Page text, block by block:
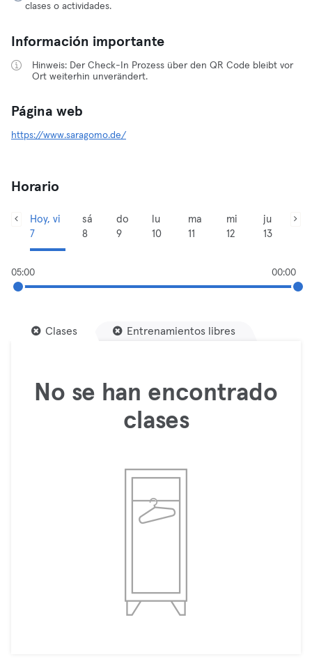
clases o actividades.
Información importante
Hinweis: Der Check-In Prozess über den QR Code bleibt vor
Ort weiterhin unverändert.
Página web
https://www.saragomo.de/
Horario
Hoy, vi
7
sá
8
do
9
lu
10
ma
11
mi
12
ju
13
05:00 00:00
Clases Entrenamientos libres
No se han encontrado
clases